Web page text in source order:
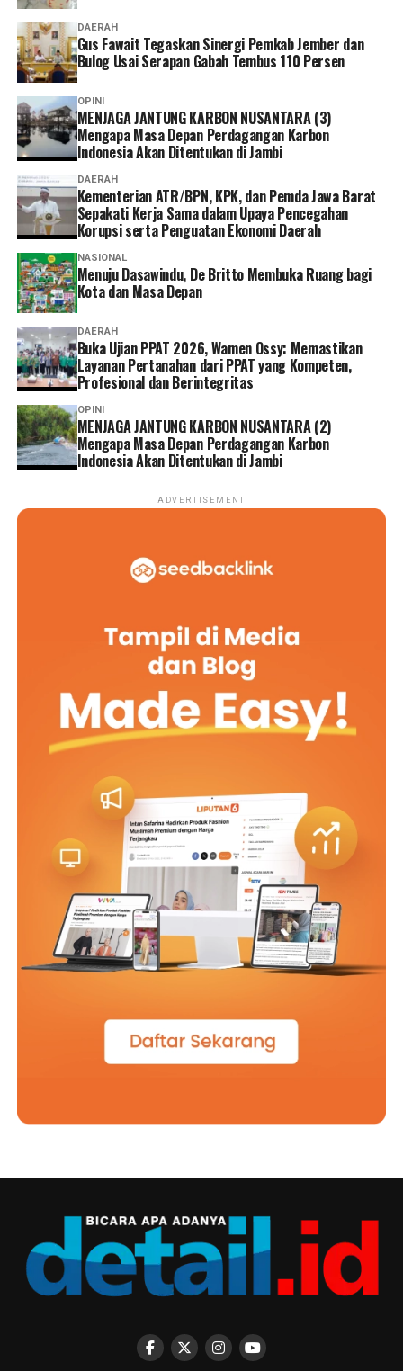
DAERAH
Gus Fawait Tegaskan Sinergi Pemkab Jember dan
Bulog Usai Serapan Gabah Tembus 110 Persen
OPINI
MENJAGA JANTUNG KARBON NUSANTARA (3)
Mengapa Masa Depan Perdagangan Karbon
Indonesia Akan Ditentukan di Jambi
DAERAH
Kementerian ATR/BPN, KPK, dan Pemda Jawa Barat
Sepakati Kerja Sama dalam Upaya Pencegahan
Korupsi serta Penguatan Ekonomi Daerah
NASIONAL
Menuju Dasawindu, De Britto Membuka Ruang bagi
Kota dan Masa Depan
DAERAH
Buka Ujian PPAT 2026, Wamen Ossy: Memastikan
Layanan Pertanahan dari PPAT yang Kompeten,
Profesional dan Berintegritas
OPINI
MENJAGA JANTUNG KARBON NUSANTARA (2)
Mengapa Masa Depan Perdagangan Karbon
Indonesia Akan Ditentukan di Jambi
ADVERTISEMENT